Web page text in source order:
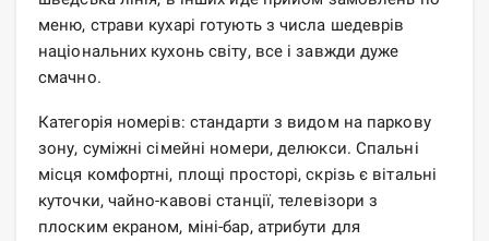
меню, страви кухарі готують з числа шедеврів
національних кухонь світу, все і завжди дуже
смачно.
Категорія номерів: стандарти з видом на паркову
зону, суміжні сімейні номери, делюкси. Спальні
місця комфортні, площі просторі, скрізь є вітальні
куточки, чайно-кавові станції, телевізори з
плоским екраном, міні-бар, атрибути для